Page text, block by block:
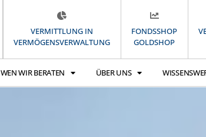
VERMITTLUNG IN
VERMÖGENSVERWALTUNG
FONDSSHOP
GOLDSHOP
WEN WIR BERATEN ÜBER UNS